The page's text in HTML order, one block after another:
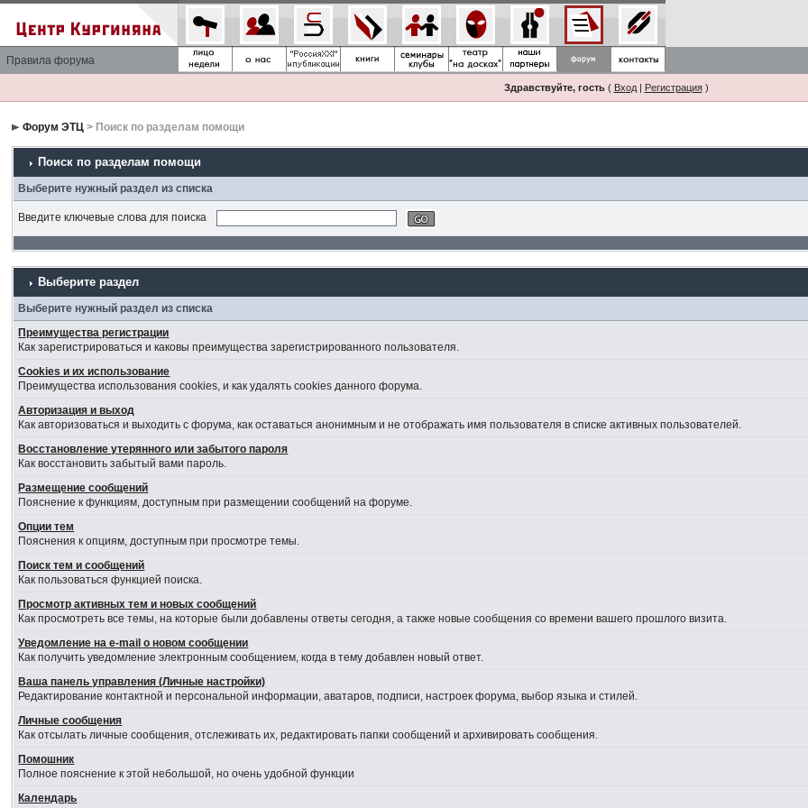
Правила форума
Здравствуйте, гость( Вход| Регистрация)
Форум ЭТЦ > Поиск по разделам помощи
Поиск по разделам помощи
Выберите нужный раздел из списка
Введите ключевые слова для поиска
Выберите раздел
Выберите нужный раздел из списка
Преимущества регистрации
Как зарегистрироваться и каковы преимущества зарегистрированного пользователя.
Cookies и их использование
Преимущества использования cookies, и как удалять cookies данного форума.
Авторизация и выход
Как авторизоваться и выходить с форума, как оставаться анонимным и не отображать имя пользователя в списке активных пользователей.
Восстановление утерянного или забытого пароля
Как восстановить забытый вами пароль.
Размещение сообщений
Пояснение к функциям, доступным при размещении сообщений на форуме.
Опции тем
Пояснения к опциям, доступным при просмотре темы.
Поиск тем и сообщений
Как пользоваться функцией поиска.
Просмотр активных тем и новых сообщений
Как просмотреть все темы, на которые были добавлены ответы сегодня, а также новые сообщения со времени вашего прошлого визита.
Уведомление на е-mail о новом сообщении
Как получить уведомление электронным сообщением, когда в тему добавлен новый ответ.
Ваша панель управления (Личные настройки)
Редактирование контактной и персональной информации, аватаров, подписи, настроек форума, выбор языка и стилей.
Личные сообщения
Как отсылать личные сообщения, отслеживать их, редактировать папки сообщений и архивировать сообщения.
Помошник
Полное пояснение к этой небольшой, но очень удобной функции
Календарь